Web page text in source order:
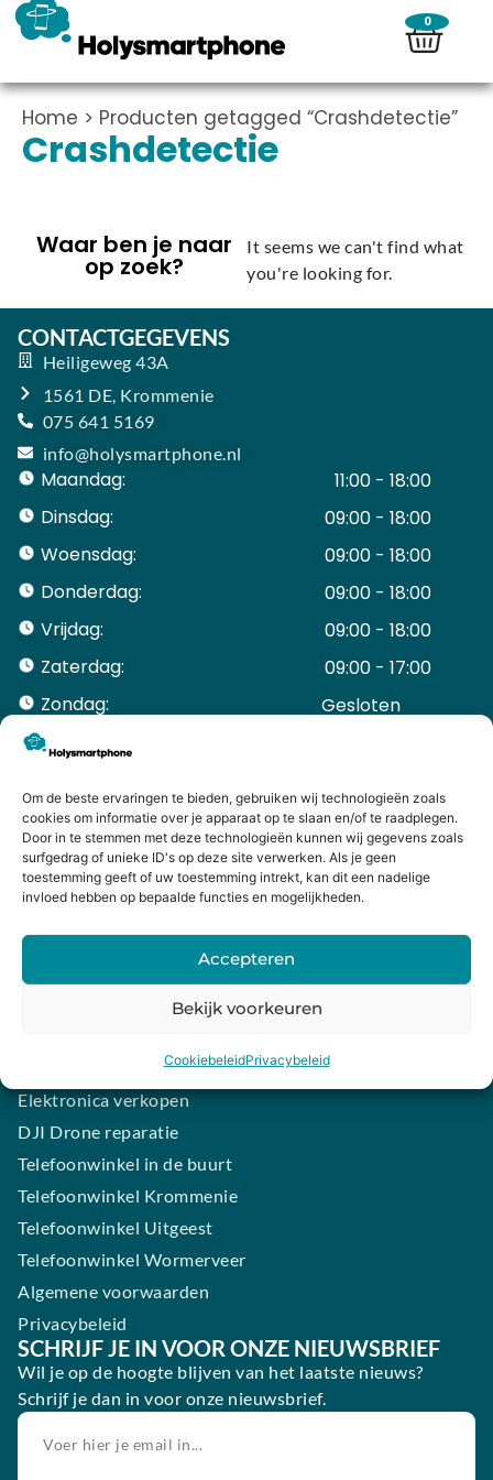
Om de beste ervaringen te bieden, gebruiken wij technologieën zoals
cookies om informatie over je apparaat op te slaan en/of te raadplegen.
Door in te stemmen met deze technologieën kunnen wij gegevens zoals
surfgedrag of unieke ID's op deze site verwerken. Als je geen
toestemming geeft of uw toestemming intrekt, kan dit een nadelige
invloed hebben op bepaalde functies en mogelijkheden.
Accepteren
Bekijk voorkeuren
CookiebeleidPrivacybeleid
0
Home > Producten getagged “Crashdetectie”
Crashdetectie
Waar ben je naar
op zoek?
It seems we can't find what
you're looking for.
CONTACTGEGEVENS
Heiligeweg 43A
1561 DE, Krommenie
075 641 5169
info@holysmartphone.nl
Maandag:
11:00 - 18:00
Dinsdag:
09:00 - 18:00
Woensdag:
09:00 - 18:00
Donderdag:
09:00 - 18:00
Vrijdag:
09:00 - 18:00
Zaterdag:
09:00 - 17:00
Zondag:
Gesloten ​ ​ ​ ​ ​ ​ ​
ACCOUNT
Mijn Account
Bestellingen
Mijn winkelwagen
HANDIGE LINKS
Levering en retourneren
Garantie
Contact
Samsung smartphone laten maken
Elektronica verkopen
DJI Drone reparatie
Telefoonwinkel in de buurt
Telefoonwinkel Krommenie
Telefoonwinkel Uitgeest
Telefoonwinkel Wormerveer
Algemene voorwaarden
Privacybeleid
SCHRIJF JE IN VOOR ONZE NIEUWSBRIEF
Wil je op de hoogte blijven van het laatste nieuws?
Schrijf je dan in voor onze nieuwsbrief.